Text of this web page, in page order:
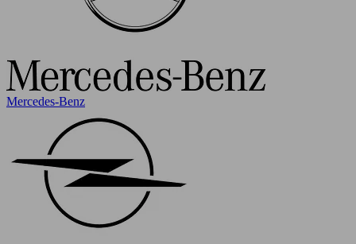
Mercedes-Benz